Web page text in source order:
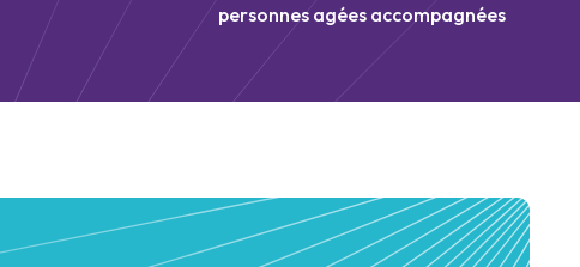
personnes agées accompagnées